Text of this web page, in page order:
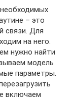
– это
связи. Для
на него.
нужно найти
модель
параметры.
включаем